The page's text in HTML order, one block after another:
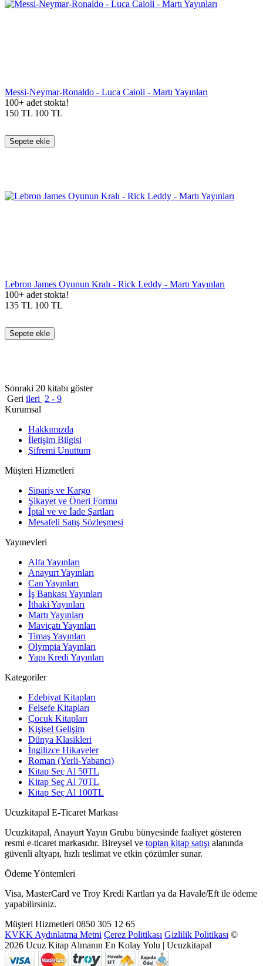
Messi-Neymar-Ronaldo - Luca Caioli - Martı Yayınları
100+ adet stokta!
150 TL 100 TL
Sepete ekle
Lebron James Oyunun Kralı - Rick Leddy - Martı Yayınları
100+ adet stokta!
135 TL 100 TL
Sepete ekle
Sonraki 20 kitabı göster
Geri ileri 2 - 9
Kurumsal
Hakkımızda
İletişim Bilgisi
Şifremi Unuttum
Müşteri Hizmetleri
Sipariş ve Kargo
Şikayet ve Öneri Formu
İptal ve ve İade Şartları
Mesafeli Satış Sözleşmesi
Yayınevleri
Alfa Yayınları
Anayurt Yayınları
Can Yayınları
İş Bankası Yayınları
İthaki Yayınları
Martı Yayınları
Maviçatı Yayınları
Timaş Yayınları
Olympia Yayınları
Yapı Kredi Yayınları
Kategoriler
Edebiyat Kitapları
Felsefe Kitapları
Çocuk Kitapları
Kişisel Gelişim
Dünya Klasikleri
İngilizce Hikayeler
Roman (Yerli-Yabancı)
Kitap Seç Al 50TL
Kitap Seç Al 70TL
Kitap Seç Al 100TL
Ucuzkitapal E-Ticaret Markası
Ucuzkitapal, Anayurt Yayın Grubu bünyesinde faaliyet gösteren
resmi e-ticaret markasıdır. Bireysel ve toptan kitap satışı alanında
güvenli altyapı, hızlı teslimat ve etkin çözümler sunar.
Ödeme Yöntemleri
Visa, MasterCard ve Troy Kredi Kartları ya da Havale/Eft ile ödeme
yapabilirsiniz.
Müşteri Hizmetleri 0850 305 12 65
KVKK Aydınlatma Metni Çerez Politikası Gizlilik Politikası ©
2026 Ucuz Kitap Almanın En Kolay Yolu | Ucuzkitapal